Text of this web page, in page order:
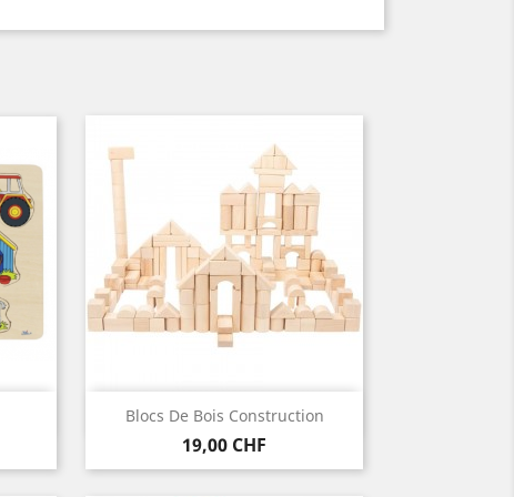
Blocs De Bois Construction
Preis
19,00 CHF
Vorschau